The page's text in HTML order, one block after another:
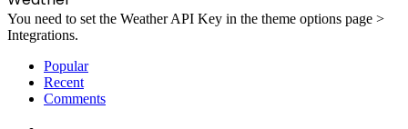
You need to set the Weather API Key in the theme options page >
Integrations.
Popular
Recent
Comments